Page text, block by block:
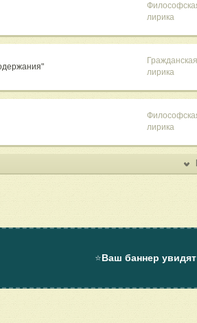
лирика
Гражданская
лирика
лирика
⭐Ваш баннер